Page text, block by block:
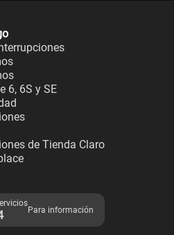
6, 6S y SE
de Tienda Claro
Para información